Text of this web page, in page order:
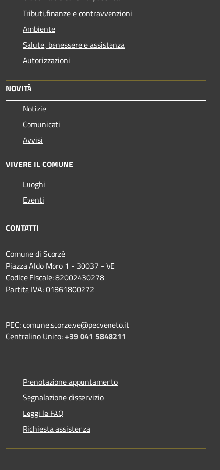
Tributi,finanze e contravvenzioni
Ambiente
Salute, benessere e assistenza
Autorizzazioni
NOVITÀ
Notizie
Comunicati
Avvisi
VIVERE IL COMUNE
Luoghi
Eventi
CONTATTI
Comune di Scorzè
Piazza Aldo Moro 1 - 30037 - VE
Codice Fiscale: 82002430278
Partita IVA: 01861800272
PEC: comune.scorze.ve@pecveneto.it
Centralino Unico:+39 041 5848211
Prenotazione appuntamento
Segnalazione disservizio
Leggi le FAQ
Richiesta assistenza